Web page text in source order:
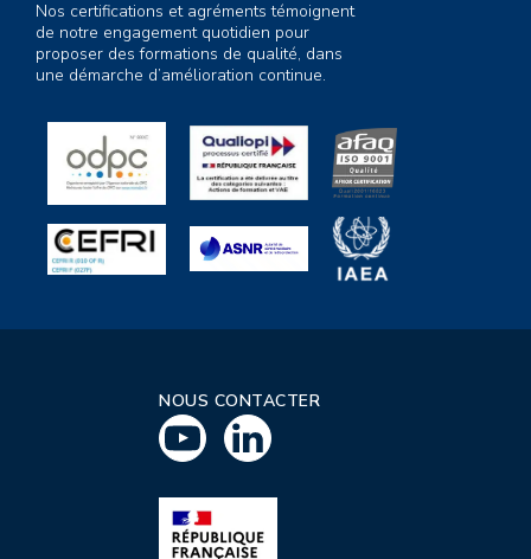
Nos certifications et agréments témoignent
de notre engagement quotidien pour
proposer des formations de qualité, dans
une démarche d’amélioration continue.
NOUS CONTACTER